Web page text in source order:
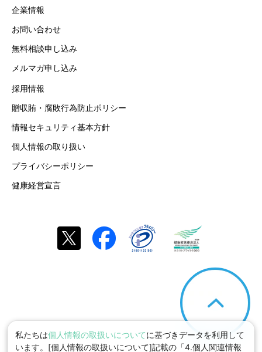
企業情報
お問い合わせ
無料相談申し込み
メルマガ申し込み
採用情報
贈収賄・腐敗行為防止ポリシー
情報セキュリティ基本方針
個人情報の取り扱い
プライバシーポリシー
健康経営宣言
私たちは個人情報の取扱いについてに基づきデータを利用して
います。[個人情報の取扱いについて]記載の「4.個人関連情報